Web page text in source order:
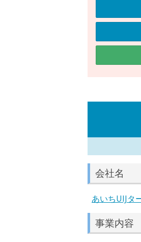
会社名
あいちUIJタ
事業内容